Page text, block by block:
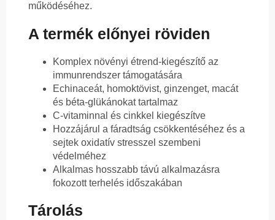
működéséhez.
A termék előnyei röviden
Komplex növényi étrend-kiegészítő az
immunrendszer támogatására
Echinaceát, homoktövist, ginzenget, macát
és béta-glükánokat tartalmaz
C-vitaminnal és cinkkel kiegészítve
Hozzájárul a fáradtság csökkentéséhez és a
sejtek oxidatív stresszel szembeni
védelméhez
Alkalmas hosszabb távú alkalmazásra
fokozott terhelés időszakában
Tárolás